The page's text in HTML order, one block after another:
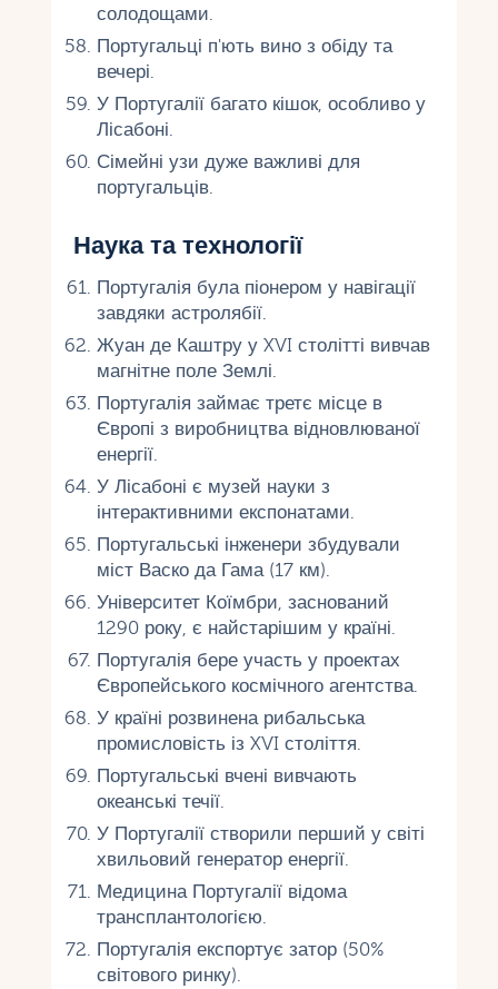
солодощами.
Португальці п'ють вино з обіду та
вечері.
У Португалії багато кішок, особливо у
Лісабоні.
Сімейні узи дуже важливі для
португальців.
Наука та технології
Португалія була піонером у навігації
завдяки астролябії.
Жуан де Каштру у XVI столітті вивчав
магнітне поле Землі.
Португалія займає третє місце в
Європі з виробництва відновлюваної
енергії.
У Лісабоні є музей науки з
інтерактивними експонатами.
Португальські інженери збудували
міст Васко да Гама (17 км).
Університет Коїмбри, заснований
1290 року, є найстарішим у країні.
Португалія бере участь у проектах
Європейського космічного агентства.
У країні розвинена рибальська
промисловість із XVI століття.
Португальські вчені вивчають
океанські течії.
У Португалії створили перший у світі
хвильовий генератор енергії.
Медицина Португалії відома
трансплантологією.
Португалія експортує затор (50%
світового ринку).